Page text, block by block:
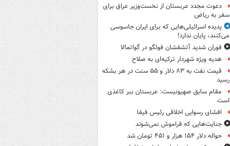
دعوت مجدد عربستان از نخست‌وزیر عراق برای
سفر به ریاض
پدیده اسرائیلی‌هایی که برای ایران جاسوسی
می‌کنند، پایان ندارد!
فوران شدید آتشفشان فوئگو در گواتمالا
هدیه ویژه شهردار ترکیه‌ای به صلاح
قیمت نفت به ۸۳ دلار و ۵۵ سنت در هر بشکه
رسید
مقام سابق صهیونیست: عربستان ببر کاغذی
است
افشای رسوایی اخلاقی رئیس فیفا
جنایت‌هایی که فراموش نمی‌شوند
حواله دلار ۱۵۴ هزار و ۴۵۱ تومان شد